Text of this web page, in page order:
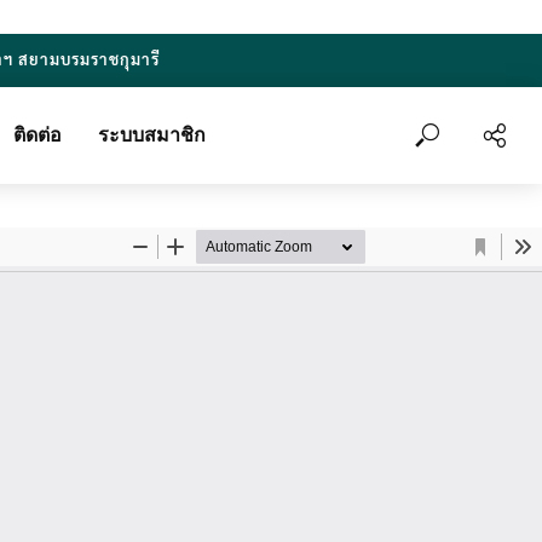
สยามบรมราชกุมารี
ติดต่อ ระบบสมาชิก